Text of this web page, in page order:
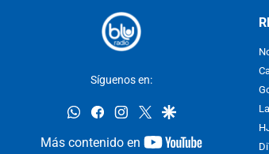
Síguenos en:
whatsappfacebookinstagram
twittergoogle
Más contenido en
youtube-